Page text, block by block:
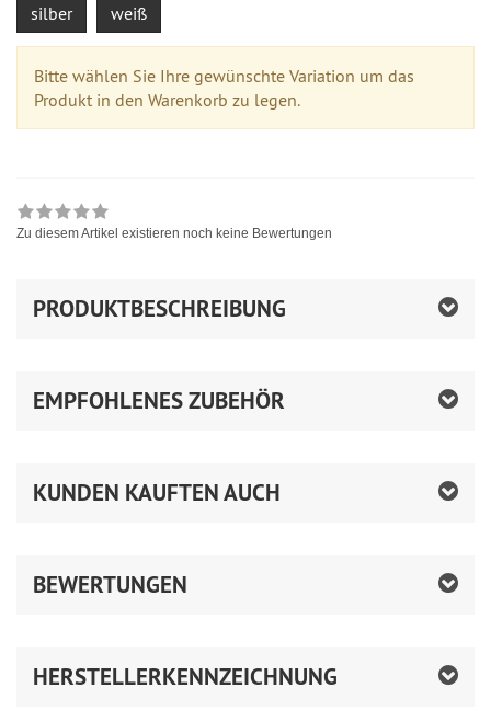
silber weiß
Bitte wählen Sie Ihre gewünschte Variation um das
Produkt in den Warenkorb zu legen.
Zu diesem Artikel existieren noch keine Bewertungen
PRODUKTBESCHREIBUNG
EMPFOHLENES ZUBEHÖR
KUNDEN KAUFTEN AUCH
BEWERTUNGEN
HERSTELLERKENNZEICHNUNG